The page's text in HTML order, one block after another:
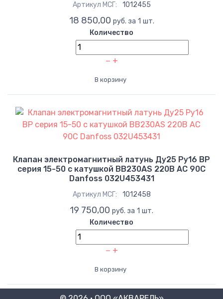
Артикул МСГ: 1012455
18 850,00 руб. за 1 шт.
Количество
− +
В корзину
Клапан электромагнитный латунь Ду25 Ру16 ВР
серия 15-50 с катушкой ВВ230AS 220В AC 90С
Danfoss 032U453431
Артикул МСГ: 1012458
19 750,00 руб. за 1 шт.
Количество
− +
В корзину